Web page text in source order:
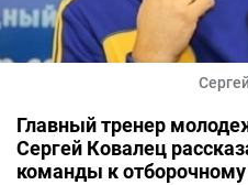
Главный тренер
Сергей Ковалец
команды к отборочному